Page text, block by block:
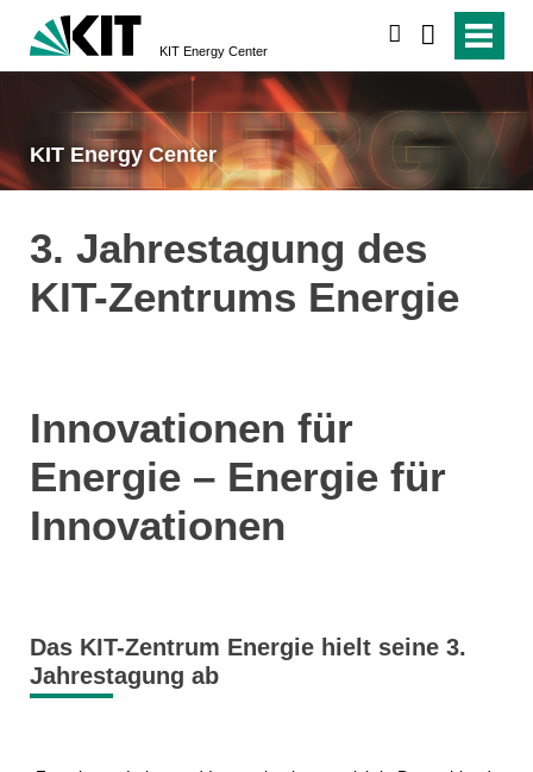
KIT Energy Center
KIT Energy Center
3. Jahrestagung des
KIT-Zentrums Energie
Innovationen für
Energie – Energie für
Innovationen
Das KIT-Zentrum Energie hielt seine 3.
Jahrestagung ab